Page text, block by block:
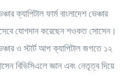
ক্যাপিটাল ফার্ম বাংলাদেশ ভেঞ্চার
যোগদান করেছেন শওকত সোসেন।
ও স্টার্ট আপ ক্যাপিটাল জগতে ১২
বিভিসিএলে জ্ঞান এবং নেতৃত্ব দিয়ে